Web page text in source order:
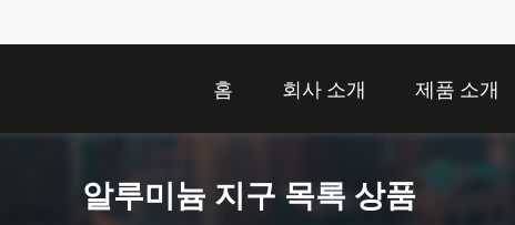
홈 회사 소개 제품 소개
알루미늄 지구 목록 상품